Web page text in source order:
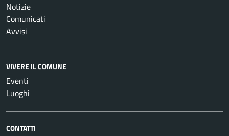
Notizie
Comunicati
Avvisi
VIVERE IL COMUNE
Eventi
Luoghi
CONTATTI